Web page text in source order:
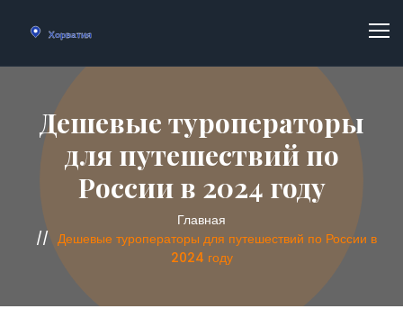
Дешевые туроператоры
для путешествий по
России в 2024 году
Главная
Дешевые туроператоры для путешествий по России в
2024 году